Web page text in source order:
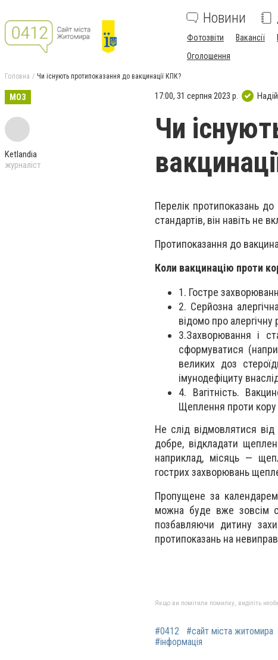
Новини
Фотозвіти Вакансії
Оголошення
Головна Чи існують протипоказання до вакцинації КПК?
МОЗ
Ketlandia
журналіст
17:00, 31 серпня 2023 р.
Чи
Перелік протипоказань до
стандартів, він навіть не
Протипоказання до
Коли вакцинацію проти
1. Гостре
2. Серйозна
відомо про алергічну
3.Захворювання і
сформуватися
великих доз
імунодефіциту
4. Вагітність.
Щеплення проти кору
Не слід відмовлятися
добре, відкладати
наприклад, місяць —
гострих захворювань
Пропущене за
можна буде вже зовсім
позбавляючи дитину
протипоказань на
Якщо ви помітили помилку, виділіть
#0412 #сайт міста житомира
#інформація